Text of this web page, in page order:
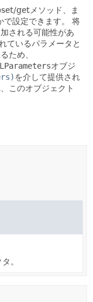
getメソッド、ま
設定できます。
将
される可能性があ
ているパラメータと
ため、
オブジ
を介して提供され
このオブジェクト
。